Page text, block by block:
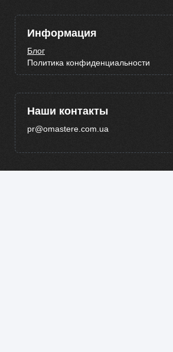
Информация
Блог
Политика конфиденциальности
Наши контакты
pr@omastere.com.ua